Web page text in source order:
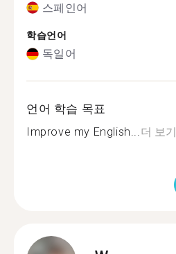
스페인어
학습언어
독일어
언어 학습 목표
Improve my English...더 보기